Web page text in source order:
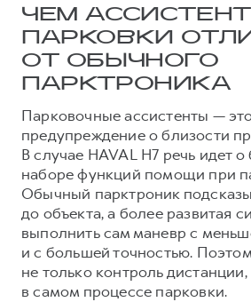
H7
от 3 799 000 ₽
H9
от 4 799
Трейд-ин
КРЕДИТ И СТРАХОВАНИЕ
Кредитный калькулятор
Страхование
Кредит
КОРПОРАТИВНЫМ
Для малого бизнеса
Корпоративным клиентам
Нулевое ТО
Программа «Помощь на дороге»
Регламенты технического
Электронный ПТС
ПОДДЕРЖКА
GWM Безопасность
Гарантия HAVAL
Мобильное приложение GWM
Программа «HAVAL Защита+»
Наша команда
Контакты
ЧЕМ
ПАРКОВКИ
ОТ ОБЫЧНОГО
ПАРКТРОНИКА
Парковочные ассистенты —
предупреждение о близости
В случае HAVAL H7 речь идет
наборе функций помощи при
Обычный парктроник
до объекта, а более развитая
выполнить сам маневр с
и с большей точностью.
не только контроль
в самом процессе парковки.